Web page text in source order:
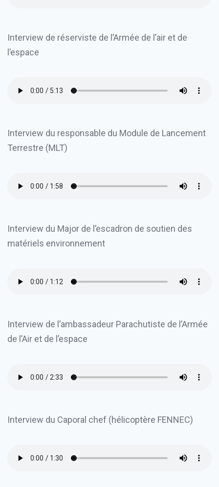
Interview de réserviste de l’Armée de l’air et de
l’espace
Interview du responsable du Module de Lancement
Terrestre (MLT)
Interview du Major de l’escadron de soutien des
matériels environnement
Interview de l’ambassadeur Parachutiste de l’Armée
de l’Air et de l’espace
Interview du Caporal chef (hélicoptère FENNEC)